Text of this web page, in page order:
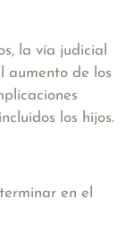
la vía judicial
aumento de los
los hijos.
en el